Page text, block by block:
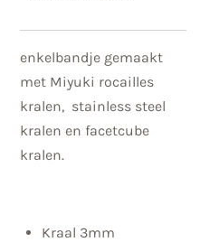
enkelbandje gemaakt
met Miyuki rocailles
kralen, stainless steel
kralen en facetcube
kralen.
Kraal 3mm